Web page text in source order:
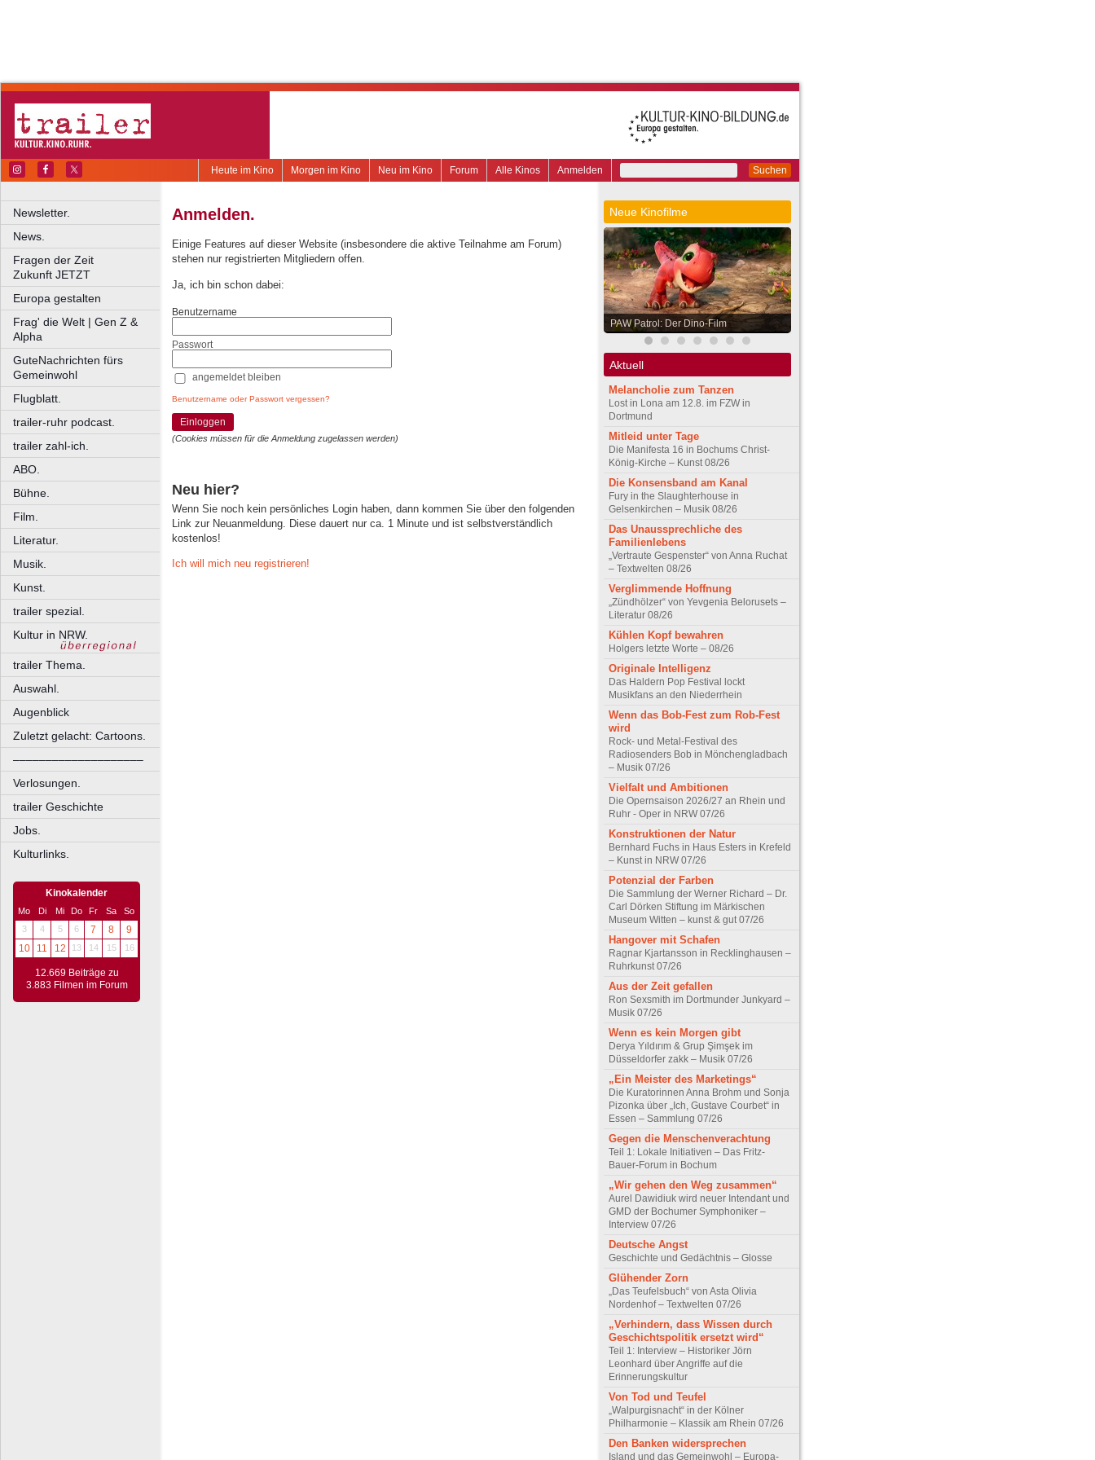
Suchen
Anmelden
Alle Kinos
Forum
Neu im Kino
Morgen im Kino
Heute im Kino
Newsletter.
News.
Fragen der Zeit
Zukunft JETZT
Europa gestalten
Frag' die Welt | Gen Z &
Alpha
GuteNachrichten fürs
Gemeinwohl
Flugblatt.
trailer-ruhr podcast.
trailer zahl-ich.
ABO.
Bühne.
Film.
Literatur.
Musik.
Kunst.
trailer spezial.
Kultur in NRW.
trailer Thema.
Auswahl.
Augenblick
Zuletzt gelacht: Cartoons.
––––––––––––––––––––
Verlosungen.
trailer Geschichte
Jobs.
Kulturlinks.
Kinokalender
Mo Di Mi Do Fr Sa
So
3
4 5 6 7 8
9
10
11 12 13 14 15 16
12.669 Beiträge zu
3.883 Filmen im Forum
Anmelden.
Einige Features auf dieser Website (insbesondere die aktive Teilnahme am Forum)
stehen nur registrierten Mitgliedern offen.
Ja, ich bin schon dabei:
Benutzername
Passwort
angemeldet bleiben
Benutzername oder Passwort vergessen?
Einloggen
(Cookies müssen für die Anmeldung zugelassen werden)
Neu hier?
Wenn Sie noch kein persönliches Login haben, dann kommen Sie über den folgenden
Link zur Neuanmeldung. Diese dauert nur ca. 1 Minute und ist selbstverständlich
kostenlos!
Ich will mich neu registrieren!
Neue Kinofilme
PAW Patrol: Der Dino-Film
Aktuell
Melancholie zum Tanzen
Lost in Lona am 12.8. im FZW in
Dortmund
Mitleid unter Tage
Die Manifesta 16 in Bochums Christ-
König-Kirche – Kunst 08/26
Die Konsensband am Kanal
Fury in the Slaughterhouse in
Gelsenkirchen – Musik 08/26
Das Unaussprechliche des
Familienlebens
„Vertraute Gespenster“ von Anna Ruchat
– Textwelten 08/26
Verglimmende Hoffnung
„Zündhölzer“ von Yevgenia Belorusets –
Literatur 08/26
Kühlen Kopf bewahren
Holgers letzte Worte – 08/26
Originale Intelligenz
Das Haldern Pop Festival lockt
Musikfans an den Niederrhein
Wenn das Bob-Fest zum Rob-Fest
wird
Rock- und Metal-Festival des
Radiosenders Bob in Mönchengladbach
– Musik 07/26
Vielfalt und Ambitionen
Die Opernsaison 2026/27 an Rhein und
Ruhr - Oper in NRW 07/26
Konstruktionen der Natur
Bernhard Fuchs in Haus Esters in Krefeld
– Kunst in NRW 07/26
Potenzial der Farben
Die Sammlung der Werner Richard – Dr.
Carl Dörken Stiftung im Märkischen
Museum Witten – kunst & gut 07/26
Hangover mit Schafen
Ragnar Kjartansson in Recklinghausen –
Ruhrkunst 07/26
Aus der Zeit gefallen
Ron Sexsmith im Dortmunder Junkyard –
Musik 07/26
Wenn es kein Morgen gibt
Derya Yıldırım & Grup Şimşek im
Düsseldorfer zakk – Musik 07/26
„Ein Meister des Marketings“
Die Kuratorinnen Anna Brohm und Sonja
Pizonka über „Ich, Gustave Courbet“ in
Essen – Sammlung 07/26
Gegen die Menschenverachtung
Teil 1: Lokale Initiativen – Das Fritz-
Bauer-Forum in Bochum
„Wir gehen den Weg zusammen“
Aurel Dawidiuk wird neuer Intendant und
GMD der Bochumer Symphoniker –
Interview 07/26
Deutsche Angst
Geschichte und Gedächtnis – Glosse
Glühender Zorn
„Das Teufelsbuch“ von Asta Olivia
Nordenhof – Textwelten 07/26
„Verhindern, dass Wissen durch
Geschichtspolitik ersetzt wird“
Teil 1: Interview – Historiker Jörn
Leonhard über Angriffe auf die
Erinnerungskultur
Von Tod und Teufel
„Walpurgisnacht“ in der Kölner
Philharmonie – Klassik am Rhein 07/26
Den Banken widersprechen
Island und das Gemeinwohl – Europa-